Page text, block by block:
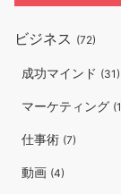
ビジネス (72)
成功マインド (31)
マーケティング
仕事術 (7)
動画 (4)